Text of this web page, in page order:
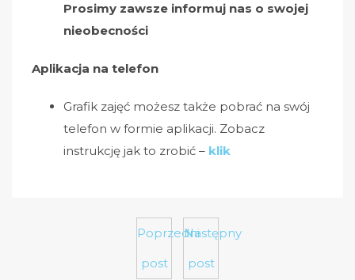
Prosimy zawsze informuj nas o swojej
nieobecności
Aplikacja na telefon
Grafik zajęć możesz także pobrać na swój
telefon w formie aplikacji. Zobacz
instrukcję jak to zrobić – klik
Poprzedni
post
Następny
post